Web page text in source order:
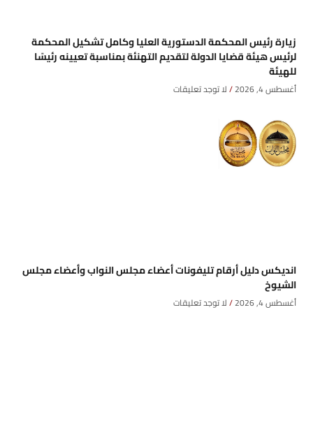
زيارة رئيس المحكمة الدستورية العليا وكامل تشكيل المحكمة
لرئيس هيئة قضايا الدولة لتقديم التهنئة بمناسبة تعيينه رئيسًا
للهيئة
أغسطس 4, 2026 لا توجد تعليقات
انديكس دليل أرقام تليفونات أعضاء مجلس النواب وأعضاء مجلس
الشيوخ
أغسطس 4, 2026 لا توجد تعليقات